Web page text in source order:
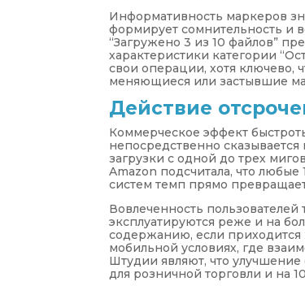
Информативность маркеров
формирует сомнительность и
“Загружено 3 из 10 файлов”
характеристики категории
свои операции, хотя ключево,
меняющиеся или застывшие
Действие
Коммерческое эффект
непосредственно
загрузки с одной до трех
Amazon подсчитала, что
систем темп прямо
Вовлеченность
эксплуатируются реже и на
содержанию, если приходится
мобильной условиях, где
Штудии являют, что
для розничной торговли и на